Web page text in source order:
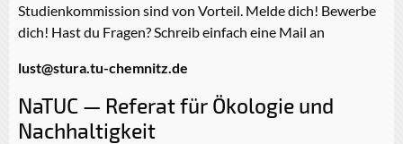
Studienkommission sind von Vorteil. Melde dich! Bewerbe
dich! Hast du Fragen? Schreib einfach eine Mail an
lust@stura.tu-chemnitz.de
NaTUC — Referat für Ökologie und
Nachhaltigkeit